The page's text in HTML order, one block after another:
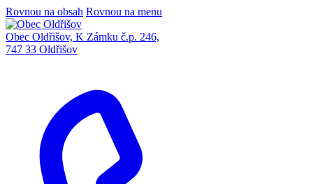
Rovnou na obsah Rovnou na menu
Obec Oldřišov, K Zámku č.p. 246,
747 33 Oldřišov